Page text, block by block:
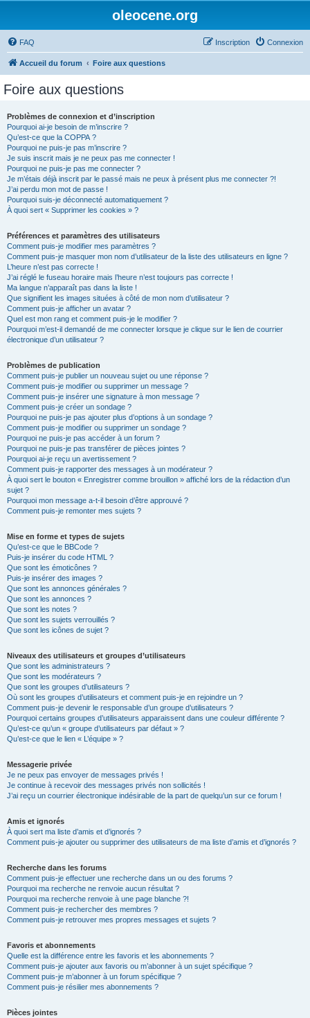
oleocene.org
FAQ Connexion
Inscription
Accueil du forum Foire aux questions
Foire aux questions
Problèmes de connexion et d’inscription
Pourquoi ai-je besoin de m’inscrire ?
Qu’est-ce que la COPPA ?
Pourquoi ne puis-je pas m’inscrire ?
Je suis inscrit mais je ne peux pas me connecter !
Pourquoi ne puis-je pas me connecter ?
Je m’étais déjà inscrit par le passé mais ne peux à présent plus me connecter ?!
J’ai perdu mon mot de passe !
Pourquoi suis-je déconnecté automatiquement ?
À quoi sert « Supprimer les cookies » ?
Préférences et paramètres des utilisateurs
Comment puis-je modifier mes paramètres ?
Comment puis-je masquer mon nom d’utilisateur de la liste des utilisateurs en ligne ?
L’heure n’est pas correcte !
J’ai réglé le fuseau horaire mais l’heure n’est toujours pas correcte !
Ma langue n’apparaît pas dans la liste !
Que signifient les images situées à côté de mon nom d’utilisateur ?
Comment puis-je afficher un avatar ?
Quel est mon rang et comment puis-je le modifier ?
Pourquoi m’est-il demandé de me connecter lorsque je clique sur le lien de courrier
électronique d’un utilisateur ?
Problèmes de publication
Comment puis-je publier un nouveau sujet ou une réponse ?
Comment puis-je modifier ou supprimer un message ?
Comment puis-je insérer une signature à mon message ?
Comment puis-je créer un sondage ?
Pourquoi ne puis-je pas ajouter plus d’options à un sondage ?
Comment puis-je modifier ou supprimer un sondage ?
Pourquoi ne puis-je pas accéder à un forum ?
Pourquoi ne puis-je pas transférer de pièces jointes ?
Pourquoi ai-je reçu un avertissement ?
Comment puis-je rapporter des messages à un modérateur ?
À quoi sert le bouton « Enregistrer comme brouillon » affiché lors de la rédaction d’un
sujet ?
Pourquoi mon message a-t-il besoin d’être approuvé ?
Comment puis-je remonter mes sujets ?
Mise en forme et types de sujets
Qu’est-ce que le BBCode ?
Puis-je insérer du code HTML ?
Que sont les émoticônes ?
Puis-je insérer des images ?
Que sont les annonces générales ?
Que sont les annonces ?
Que sont les notes ?
Que sont les sujets verrouillés ?
Que sont les icônes de sujet ?
Niveaux des utilisateurs et groupes d’utilisateurs
Que sont les administrateurs ?
Que sont les modérateurs ?
Que sont les groupes d’utilisateurs ?
Où sont les groupes d’utilisateurs et comment puis-je en rejoindre un ?
Comment puis-je devenir le responsable d’un groupe d’utilisateurs ?
Pourquoi certains groupes d’utilisateurs apparaissent dans une couleur différente ?
Qu’est-ce qu’un « groupe d’utilisateurs par défaut » ?
Qu’est-ce que le lien « L’équipe » ?
Messagerie privée
Je ne peux pas envoyer de messages privés !
Je continue à recevoir des messages privés non sollicités !
J’ai reçu un courrier électronique indésirable de la part de quelqu’un sur ce forum !
Amis et ignorés
À quoi sert ma liste d’amis et d’ignorés ?
Comment puis-je ajouter ou supprimer des utilisateurs de ma liste d’amis et d’ignorés ?
Recherche dans les forums
Comment puis-je effectuer une recherche dans un ou des forums ?
Pourquoi ma recherche ne renvoie aucun résultat ?
Pourquoi ma recherche renvoie à une page blanche ?!
Comment puis-je rechercher des membres ?
Comment puis-je retrouver mes propres messages et sujets ?
Favoris et abonnements
Quelle est la différence entre les favoris et les abonnements ?
Comment puis-je ajouter aux favoris ou m’abonner à un sujet spécifique ?
Comment puis-je m’abonner à un forum spécifique ?
Comment puis-je résilier mes abonnements ?
Pièces jointes